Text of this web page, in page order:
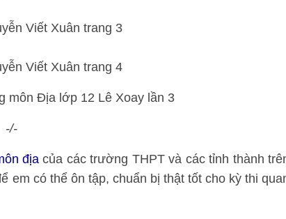
môn Địa lớp 12 Lê Xoay lần 3
-/-
địacủa các trường THPT và các tỉnh thành
có thể ôn tập, chuẩn bị thật tốt cho kỳ thi